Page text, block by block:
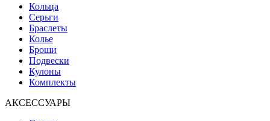
Кольца
Серьги
Браслеты
Колье
Броши
Подвески
Кулоны
Комплекты
АКСЕССУАРЫ